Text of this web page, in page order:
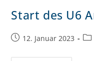
Start des U6
12. Januar 2023